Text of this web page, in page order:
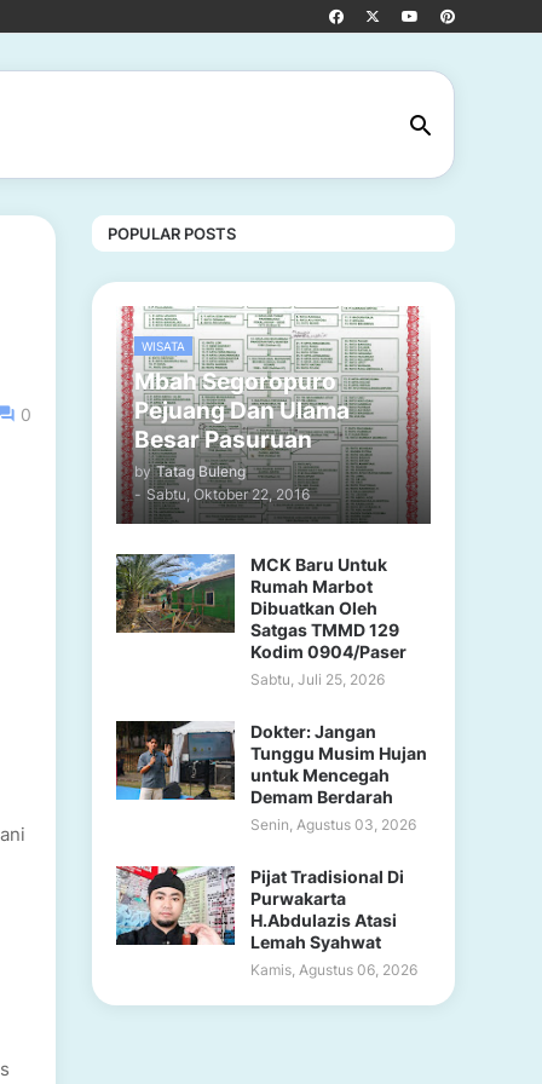
0
POPULAR POSTS
WISATA
Mbah Segoropuro
Pejuang Dan Ulama
Besar Pasuruan
by Tatag Buleng
- Sabtu, Oktober 22, 2016
MCK Baru Untuk
Rumah Marbot
Dibuatkan Oleh
Satgas TMMD 129
Kodim 0904/Paser
Sabtu, Juli 25, 2026
Dokter: Jangan
Tunggu Musim Hujan
untuk Mencegah
Demam Berdarah
Senin, Agustus 03, 2026
Pijat Tradisional Di
Purwakarta
H.Abdulazis Atasi
Lemah Syahwat
Kamis, Agustus 06, 2026